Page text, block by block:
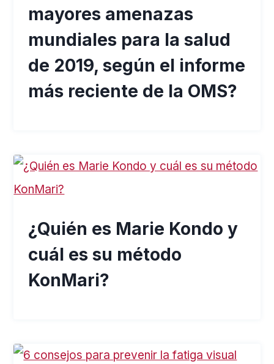
mayores amenazas
mundiales para la salud
de 2019, según el informe
más reciente de la OMS?
¿Quién es Marie Kondo y
cuál es su método
KonMari?